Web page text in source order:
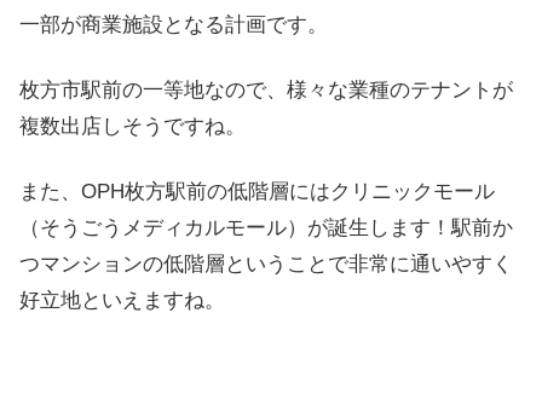
一部が商業施設となる計画です。
枚方市駅前の一等地なので、様々な業種のテナントが
複数出店しそうですね。
また、OPH枚方駅前の低階層にはクリニックモール
（そうごうメディカルモール）が誕生します！駅前か
つマンションの低階層ということで非常に通いやすく
好立地といえますね。